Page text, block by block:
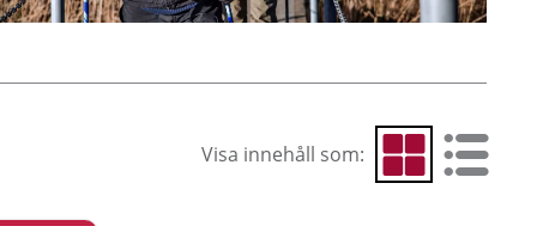
Visa innehåll som: Visa som rutnät
Visa som